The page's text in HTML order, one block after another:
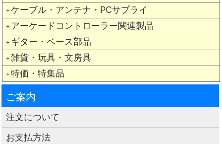
＋ ケーブル・アンテナ・PCサプライ
＋ アーケードコントローラー関連製品
＋ ギター・ベース部品
＋ 雑貨・玩具・文房具
＋ 特価・特集品
ご案内
注文について
お支払方法